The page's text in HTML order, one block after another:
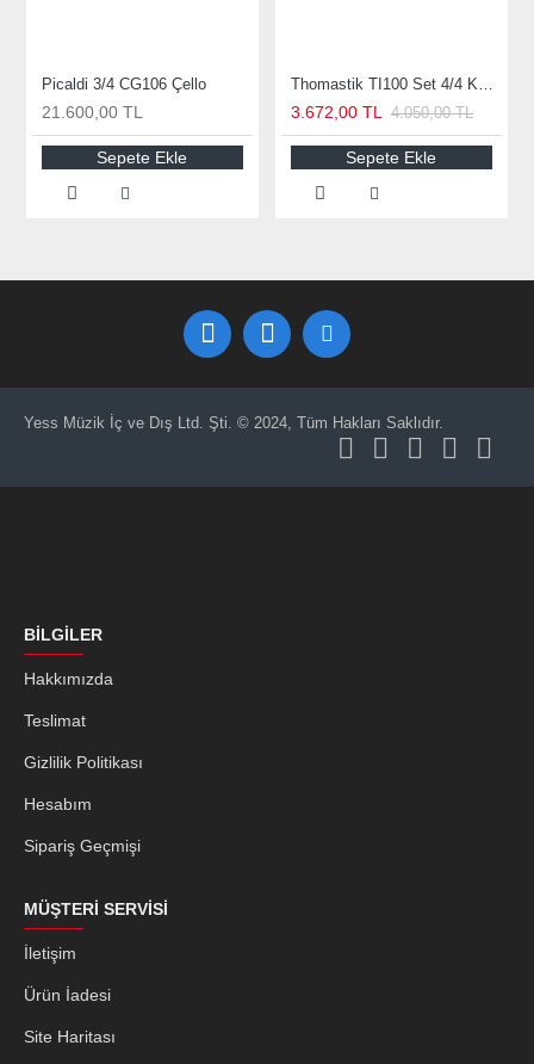
Picaldi 3/4 CG106 Çello
21.600,00 TL
Sepete Ekle
Thomastik TI100 Set 4/4 Keman Teli
3.672,00 TL 4.050,00 TL
Sepete Ekle
Yess Müzik İç ve Dış Ltd. Şti. © 2024, Tüm Hakları Saklıdır.
BILGILER
Hakkımızda
Teslimat
Gizlilik Politikası
Hesabım
Sipariş Geçmişi
MÜŞTERI SERVISI
İletişim
Ürün İadesi
Site Haritası